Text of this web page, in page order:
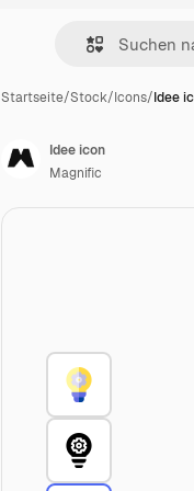
Startseite/Stock/Icons/Idee
Idee icon
Magnific